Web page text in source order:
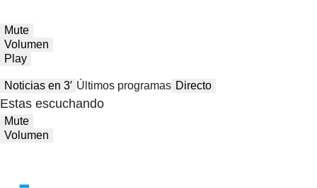
Mute
Volumen
Play
Noticias en 3′ Últimos programas Directo
Estas escuchando
Mute
Volumen